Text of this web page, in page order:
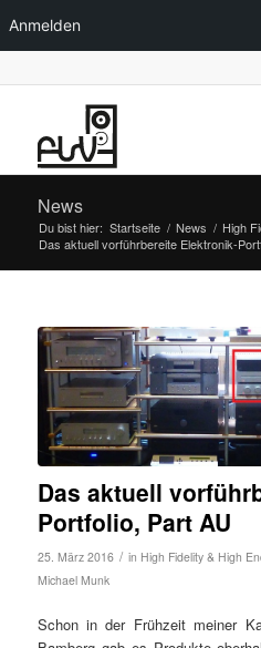
Anmelden
News
Du bist hier: Startseite / News / High
Das aktuell vorführbereite Elektronik-
Das aktuell
Portfolio, Part AU
25. März 2016 / in High Fidelity & High
Michael Munk
Schon in der Frühzeit meiner